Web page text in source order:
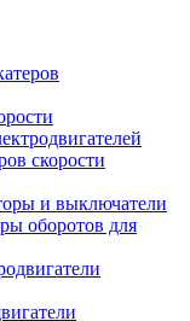
скорости
и выключатели
оборотов для